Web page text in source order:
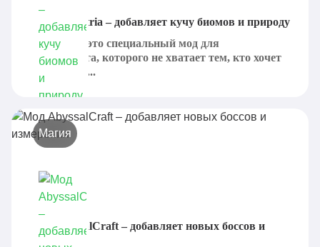
Мод Terrestria – добавляет кучу биомов и природу
Terrestria - это специальный мод для
Майнкрафта, которого не хватает тем, кто хочет
расширить...
Магия
Мод AbyssalCraft – добавляет новых боссов и
измерения